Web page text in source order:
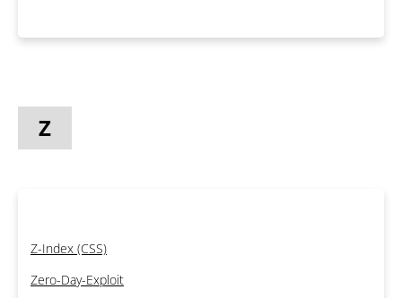
Z
Z-Index (CSS)
Zero-Day-Exploit